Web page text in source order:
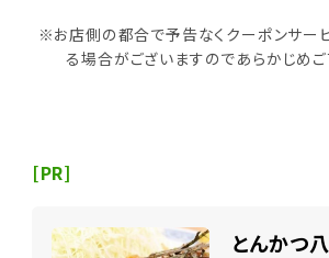
※お店側の都合で予告なくクーポンサー
る場合がございますのであらかじめご
[PR]
とんかつ